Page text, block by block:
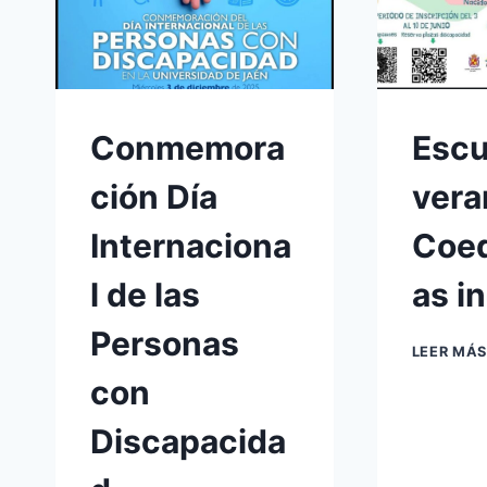
Conmemora
ción Día
Internaciona
l de las
Personas
con
Discapacida
as
LEER MÁS